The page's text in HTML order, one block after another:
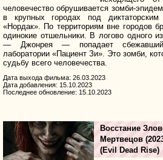
человечество обрушивается зомби-
в крупных городах под диктаторским
«Нордак». По территориям вне городов
одинокие отшельники. В логово одного
— Джонрея — попадает сбежавший
лаборатории «Пациент Зи». Это зомби,
судьбу всего человечества.
Дата выхода фильма: 26.03.2023
Дата добавления: 15.10.2023
Последнее обновление: 15.10.2023
Восстание
Мертвецов
(Evil Dead Rise)